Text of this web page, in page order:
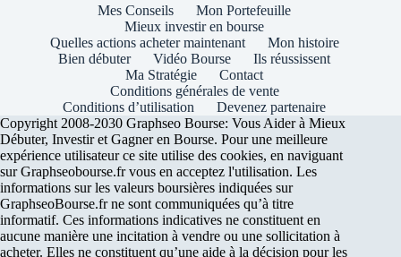
Mes Conseils
Mon Portefeuille
Mieux investir en bourse
Quelles actions acheter maintenant
Mon histoire
Bien débuter
Vidéo Bourse
Ils réussissent
Ma Stratégie
Contact
Conditions générales de vente
Conditions d’utilisation
Devenez partenaire
Copyright 2008-2030 Graphseo Bourse: Vous Aider à Mieux
Débuter, Investir et Gagner en Bourse. Pour une meilleure
expérience utilisateur ce site utilise des cookies, en naviguant
sur Graphseobourse.fr vous en acceptez l'utilisation. Les
informations sur les valeurs boursières indiquées sur
GraphseoBourse.fr ne sont communiquées qu’à titre
informatif. Ces informations indicatives ne constituent en
aucune manière une incitation à vendre ou une sollicitation à
acheter. Elles ne constituent qu’une aide à la décision pour les